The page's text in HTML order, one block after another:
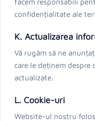
confidențialitate ale
K. Actualizarea
Vă rugăm să ne
care le deținem despre
actualizate.
L. Cookie-uri
Website-ul nostru